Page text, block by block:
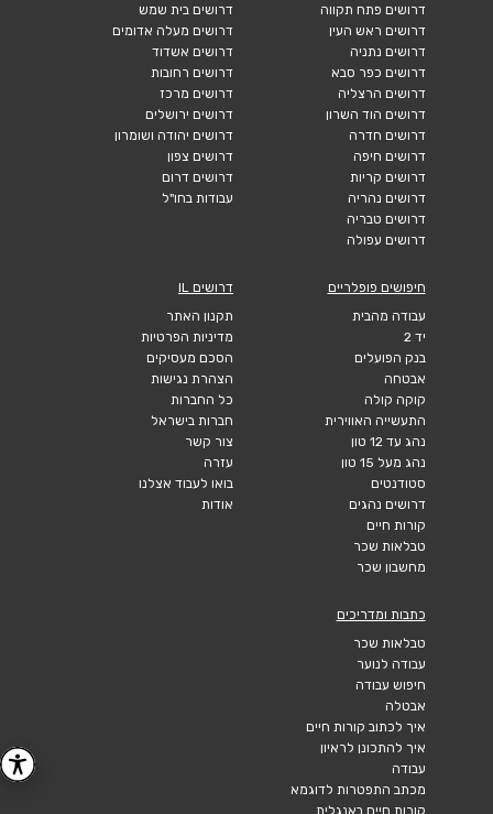
דרושים פתח תקווה
דרושים ראש העין
דרושים נתניה
דרושים כפר סבא
דרושים הרצליה
דרושים הוד השרון
דרושים חדרה
דרושים חיפה
דרושים קריות
דרושים נהריה
דרושים טבריה
דרושים עפולה
דרושים בית שמש
דרושים מעלה אדומים
דרושים אשדוד
דרושים רחובות
דרושים מרכז
דרושים ירושלים
דרושים יהודה ושומרון
דרושים צפון
דרושים דרום
עבודות בחו"ל
חיפושים פופלריים
עבודה מהבית
יד 2
בנק הפועלים
אבטחה
קוקה קולה
התעשייה האווירית
נהג עד 12 טון
נהג מעל 15 טון
סטודנטים
דרושים נהגים
קורות חיים
טבלאות שכר
מחשבון שכר
דרושים IL
תקנון האתר
מדיניות הפרטיות
הסכם מעסיקים
הצהרת נגישות
כל החברות
חברות בישראל
צור קשר
עזרה
בואו לעבוד אצלנו
אודות
כתבות ומדריכים
טבלאות שכר
עבודה לנוער
חיפוש עבודה
אבטלה
איך לכתוב קורות חיים
איך להתכונן לראיון
עבודה
מכתב התפטרות לדוגמא
קורות חיים באנגלית